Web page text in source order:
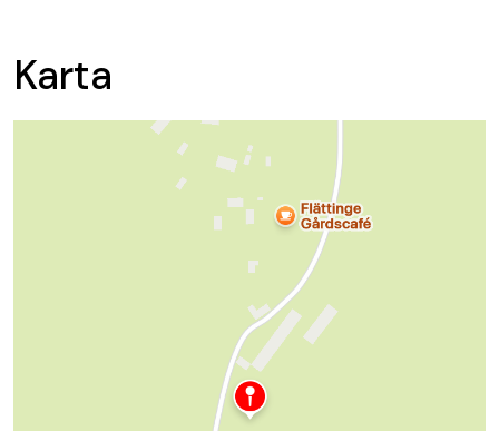
Karta